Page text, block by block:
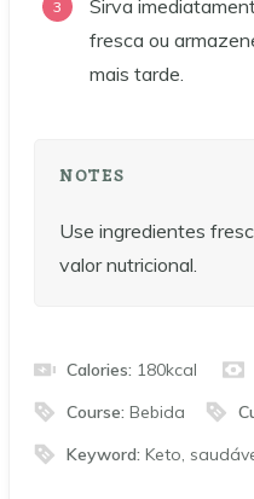
Sirva
fresca ou
mais tarde.
NOTES
Use ingredientes
valor nutricional.
Calories: 180kcal
Course:Bebida
Keyword:Keto,